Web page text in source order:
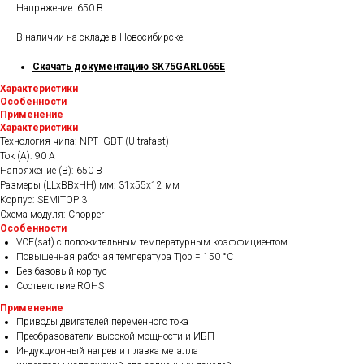
Напряжение: 650 В
В наличии на складе в Новосибирске.
Скачать документацию SK75GARL065E
Характеристики
Особенности
Применение
Характеристики
Технология чипа: NPT IGBT (Ultrafast)
Ток (А): 90 А
Напряжение (В): 650 В
Размеры (LLxBBxHH) мм: 31х55х12 мм
Корпус: SEMITOP 3
Схема модуля: Chopper
Особенности
VCE(sat) с положительным температурным коэффициентом
Повышенная рабочая температура Tjop = 150 °C
Без базовый корпус
Соответствие ROHS
Применение
Приводы двигателей переменного тока
Преобразователи высокой мощности и ИБП
Индукционный нагрев и плавка металла